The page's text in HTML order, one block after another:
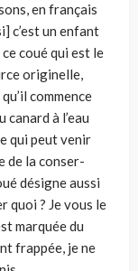
en français
c’est un enfant
coué qui est le
ori­ginelle,
commence
à l’eau
qui peut venir
de la conser­
désigne aussi
quoi ? Je vous le
marquée du
frappée, je ne